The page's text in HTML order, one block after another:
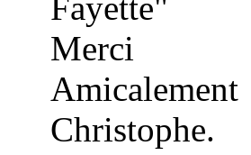
Merci
Amicalement
Christophe.